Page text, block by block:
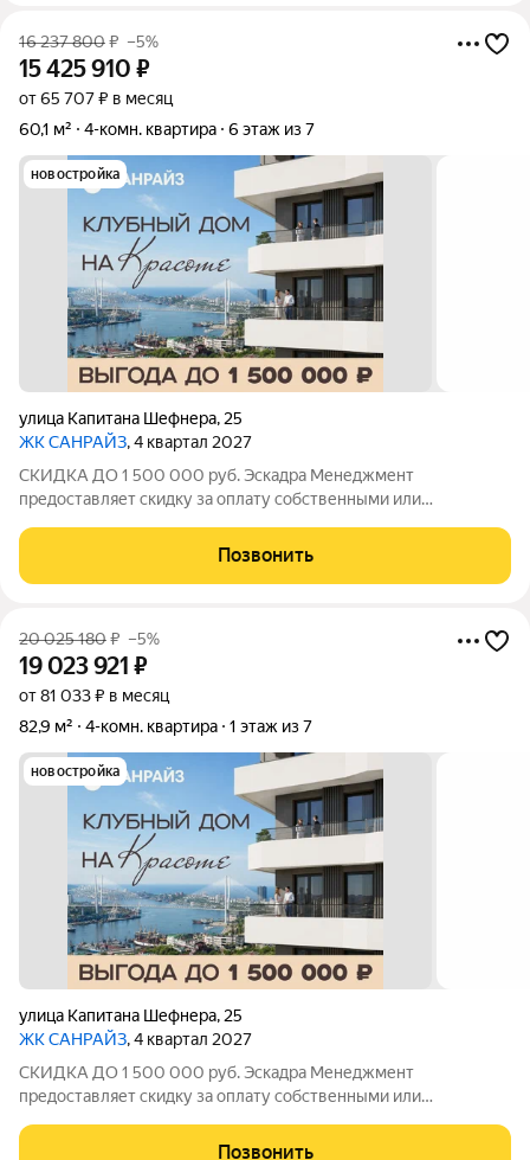
16 237 800₽ –5%
15 425 910 ₽
от 65 707 ₽ в месяц
60,1 м²
4-комн. квартира 6 этаж из 7
новостройка
улица Капитана Шефнера, 25
ЖК САНРАЙЗ, 4 квартал 2027
СКИДКА ДО 1 500 000 руб. Эскадра Менеджмент
предоставляет скидку за оплату собственными или
квартиры: - 2% - на квартиры площадью до 55 кв.м. - 5% - на
квартиры площадью от 55 кв.м. Стоимость квартиры
Позвонить
20 025 180₽ –5%
19 023 921 ₽
от 81 033 ₽ в месяц
82,9 м²
4-комн. квартира 1 этаж из 7
новостройка
улица Капитана Шефнера, 25
ЖК САНРАЙЗ, 4 квартал 2027
СКИДКА ДО 1 500 000 руб. Эскадра Менеджмент
предоставляет скидку за оплату собственными или
квартиры: - 2% - на квартиры площадью до 55 кв.м. - 5% - на
Позвонить